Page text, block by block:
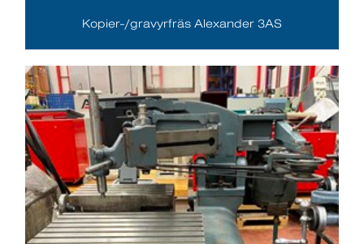
Kopier-/gravyrfräs Alexander 3AS